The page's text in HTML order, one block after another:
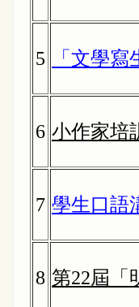
5 「文學
6 小作家培
7 學生口語
8 第22屆「